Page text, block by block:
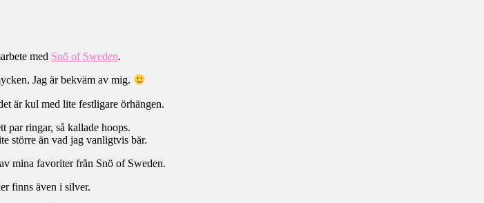
med Snö of Sweden.
Jag är bekväm av mig.
är kul med lite festligare örhängen.
par ringar, så kallade hoops.
större än vad jag vanligtvis bär.
mina favoriter från Snö of Sweden.
finns även i silver.